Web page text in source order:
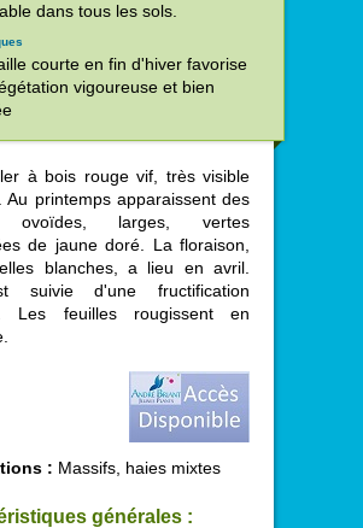
dans tous les sols.
courte en fin d'hiver favorise
vigoureuse et bien
à bois rouge vif, très visible
Au printemps apparaissent des
ovoïdes, larges, vertes
de jaune doré. La floraison,
blanches, a lieu en avril.
suivie d'une fructification
Les feuilles rougissent en
: Massifs, haies mixtes
générales :